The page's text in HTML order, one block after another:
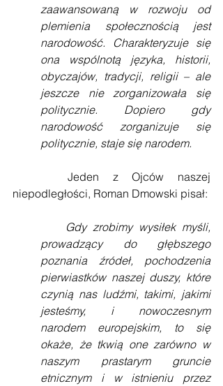
zaawansowaną w rozwoju od
plemienia społecznością jest
narodowość. Charakteryzuje się
ona wspólnotą języka, historii,
obyczajów, tradycji, religii – ale
jeszcze nie zorganizowała się
politycznie. Dopiero gdy
narodowość zorganizuje się
politycznie, staje się narodem.
Jeden z Ojców naszej
niepodległości, Roman Dmowski pisał:
Gdy zrobimy wysiłek myśli,
prowadzący do głębszego
poznania źródeł, pochodzenia
pierwiastków naszej duszy, które
czynią nas ludźmi, takimi, jakimi
jesteśmy, i nowoczesnym
narodem europejskim, to się
okaże, że tkwią one zarówno w
naszym prastarym gruncie
etnicznym i w istnieniu przez